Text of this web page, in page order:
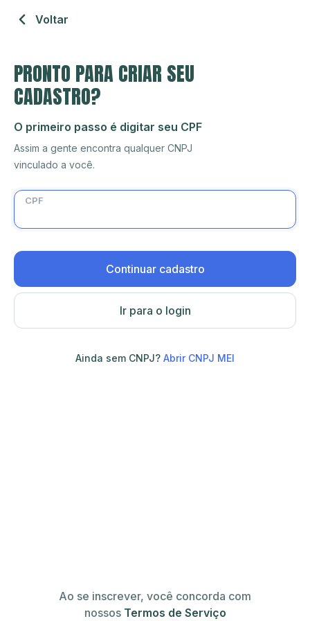
Voltar
PRONTO PARA CRIAR SEU
CADASTRO?
O primeiro passo é digitar seu CPF
Assim a gente encontra qualquer CNPJ
vinculado a você.
CPF
Continuar cadastro
Ir para o login
Ainda sem CNPJ? Abrir CNPJ MEI
Ao se inscrever, você concorda com
nossos Termos de Serviço